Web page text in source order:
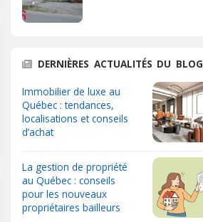
DERNIÈRES ACTUALITÉS DU BLOG
Immobilier de luxe au
Québec : tendances,
localisations et conseils
d’achat
La gestion de propriété
au Québec : conseils
pour les nouveaux
propriétaires bailleurs